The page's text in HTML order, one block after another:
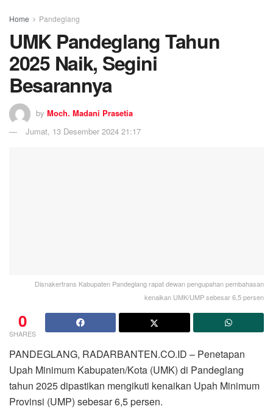
Home Pandeglang
UMK Pandeglang Tahun
2025 Naik, Segini
Besarannya
by Moch. Madani Prasetia
Jumat, 13 Desember 2024 21:17
Disnakertrans Kabupaten Pandeglang rapat dewan pengupahan pembahasan
kenaikan UMK/UMP sebesar 6,5 persen
0
SHARES
PANDEGLANG, RADARBANTEN.CO.ID – Penetapan
Upah Minimum Kabupaten/Kota (UMK) di Pandeglang
tahun 2025 dipastikan mengikuti kenaikan Upah Minimum
Provinsi (UMP) sebesar 6,5 persen.